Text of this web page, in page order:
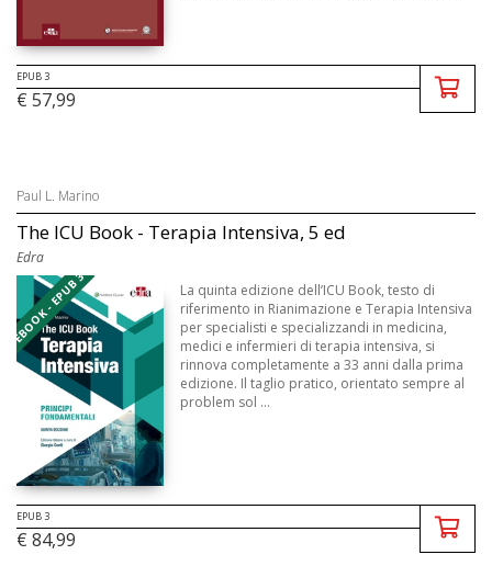
EPUB 3
€ 57,99
Paul L. Marino
The ICU Book - Terapia Intensiva, 5 ed
Edra
EBOOK - EPUB 3
La quinta edizione dell’ICU Book, testo di
riferimento in Rianimazione e Terapia Intensiva
per specialisti e specializzandi in medicina,
medici e infermieri di terapia intensiva, si
rinnova completamente a 33 anni dalla prima
edizione. Il taglio pratico, orientato sempre al
problem sol ...
EPUB 3
€ 84,99